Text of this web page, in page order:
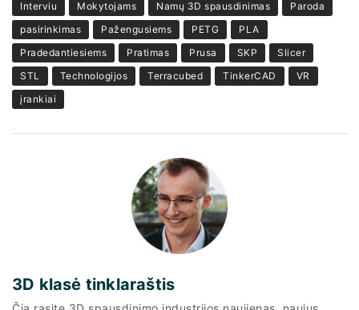
Interviu
Mokytojams Namų 3D spausdinimas
Paroda
pasirinkimas
Pažengusiems PETG
PLA
Pradedantiesiems
Pratimas Prusa SKP
Slicer
STL
Technologijos Terracubed TinkerCAD
VR
įrankiai
3D klasė tinklaraštis